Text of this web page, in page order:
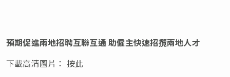
預期促進兩地招聘互聯互通 助僱主快速招攬兩地人才
下載高清圖片： 按此